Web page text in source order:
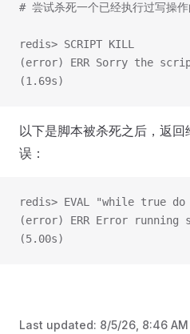
# 尝试杀死一个已经执行过写操
redis> SCRIPT KILL
(error) ERR Sorry the
(1.69s)
以下是脚本被杀死之后，返
误：
redis> EVAL "while true do
(error) ERR Error running
(5.00s)
Last updated: 8/5/26, 8:46 AM